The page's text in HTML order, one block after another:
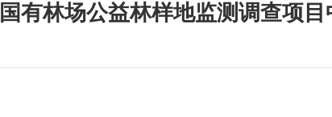
有林场公益林样地监测调查项